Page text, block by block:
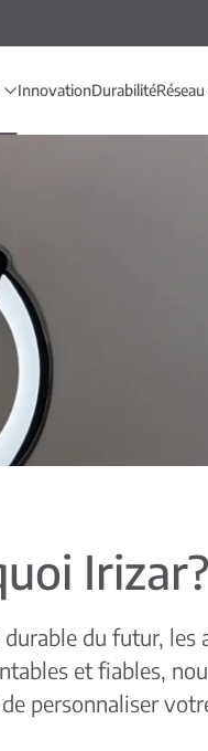
InnovationDurabilité
Irizar?
du futur, les
et fiables,
personnaliser